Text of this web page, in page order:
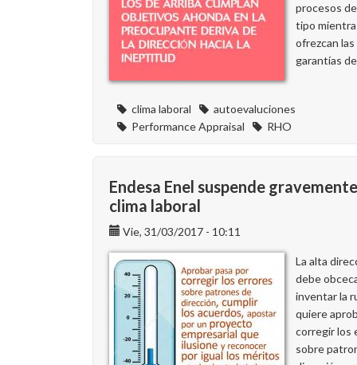
procesos
tipo
ofrezcan las
garantías
clima laboral
autoevaluciones
Performance Appraisal
RHO
Endesa Enel suspende
clima laboral
Vie, 31/03/2017 - 10:11
La alta
debe
inventar la
quiere
corregir los
sobre